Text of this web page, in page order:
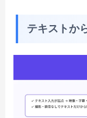
テキストか